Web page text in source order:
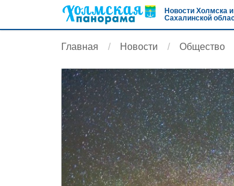
Новости Холмска и
Сахалинской
Главная Новости Общество